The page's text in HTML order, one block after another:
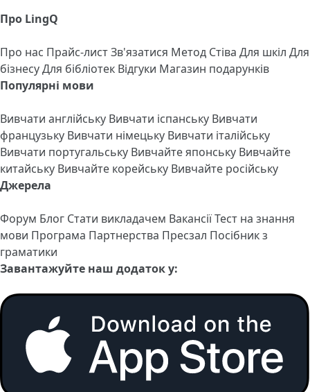
Про LingQ
Про нас Прайс-листЗв'язатися Метод Стіва Для шкіл Для
бізнесуДля бібліотек Відгуки Магазин подарунків
Популярні мови
Вивчати англійську Вивчати іспанську Вивчати
французьку Вивчати німецьку Вивчати італійську
Вивчати португальську Вивчайте японську Вивчайте
китайську Вивчайте корейську Вивчайте російську
Джерела
Форум Блог Стати викладачем ВакансіїТест на знання
мови Програма Партнерства Пресзал Посібник з
граматики
Завантажуйте наш додаток у: